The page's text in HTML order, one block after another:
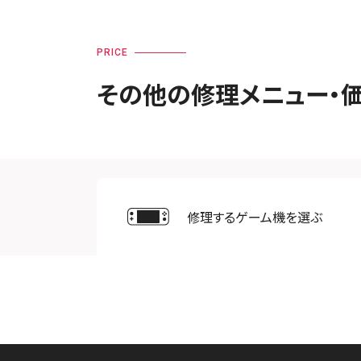
PRICE
その他の修理メニュー・
修理するゲーム機を選ぶ